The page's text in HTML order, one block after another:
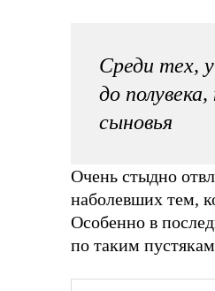
Среди тех,
до
сыновья
Очень стыдно
наболевших тем,
Особенно в
по таким